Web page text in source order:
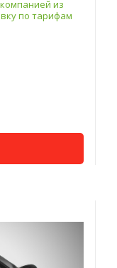
из
по тарифам